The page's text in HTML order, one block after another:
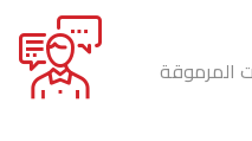
المرموقة